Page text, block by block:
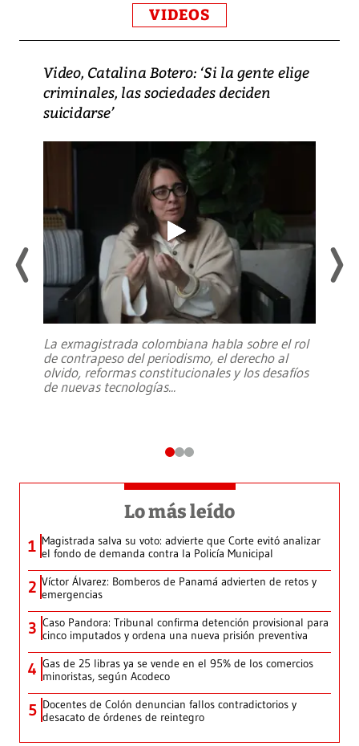
VIDEOS
Video, Catalina Botero: ‘Si la gente elige
criminales, las sociedades deciden
suicidarse’
La exmagistrada colombiana habla sobre el rol
de contrapeso del periodismo, el derecho al
olvido, reformas constitucionales y los desafíos
de nuevas tecnologías...
Lo más leído
1 Magistrada salva su voto: advierte que Corte evitó analizar
el fondo de demanda contra la Policía Municipal
2 Víctor Álvarez: Bomberos de Panamá advierten de retos y
emergencias
3 Caso Pandora: Tribunal confirma detención provisional para
cinco imputados y ordena una nueva prisión preventiva
4 Gas de 25 libras ya se vende en el 95% de los comercios
minoristas, según Acodeco
5 Docentes de Colón denuncian fallos contradictorios y
desacato de órdenes de reintegro